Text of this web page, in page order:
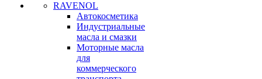
RAVENOL
Автокосметика
Индустриальные
масла и смазки
Моторные масла
для
коммерческого